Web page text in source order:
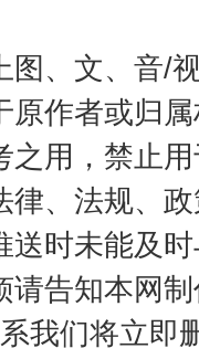
图、文、音/
原作者或归
之用，禁止
律、法规、
送时未能及
请告知本网
我们将立即
一